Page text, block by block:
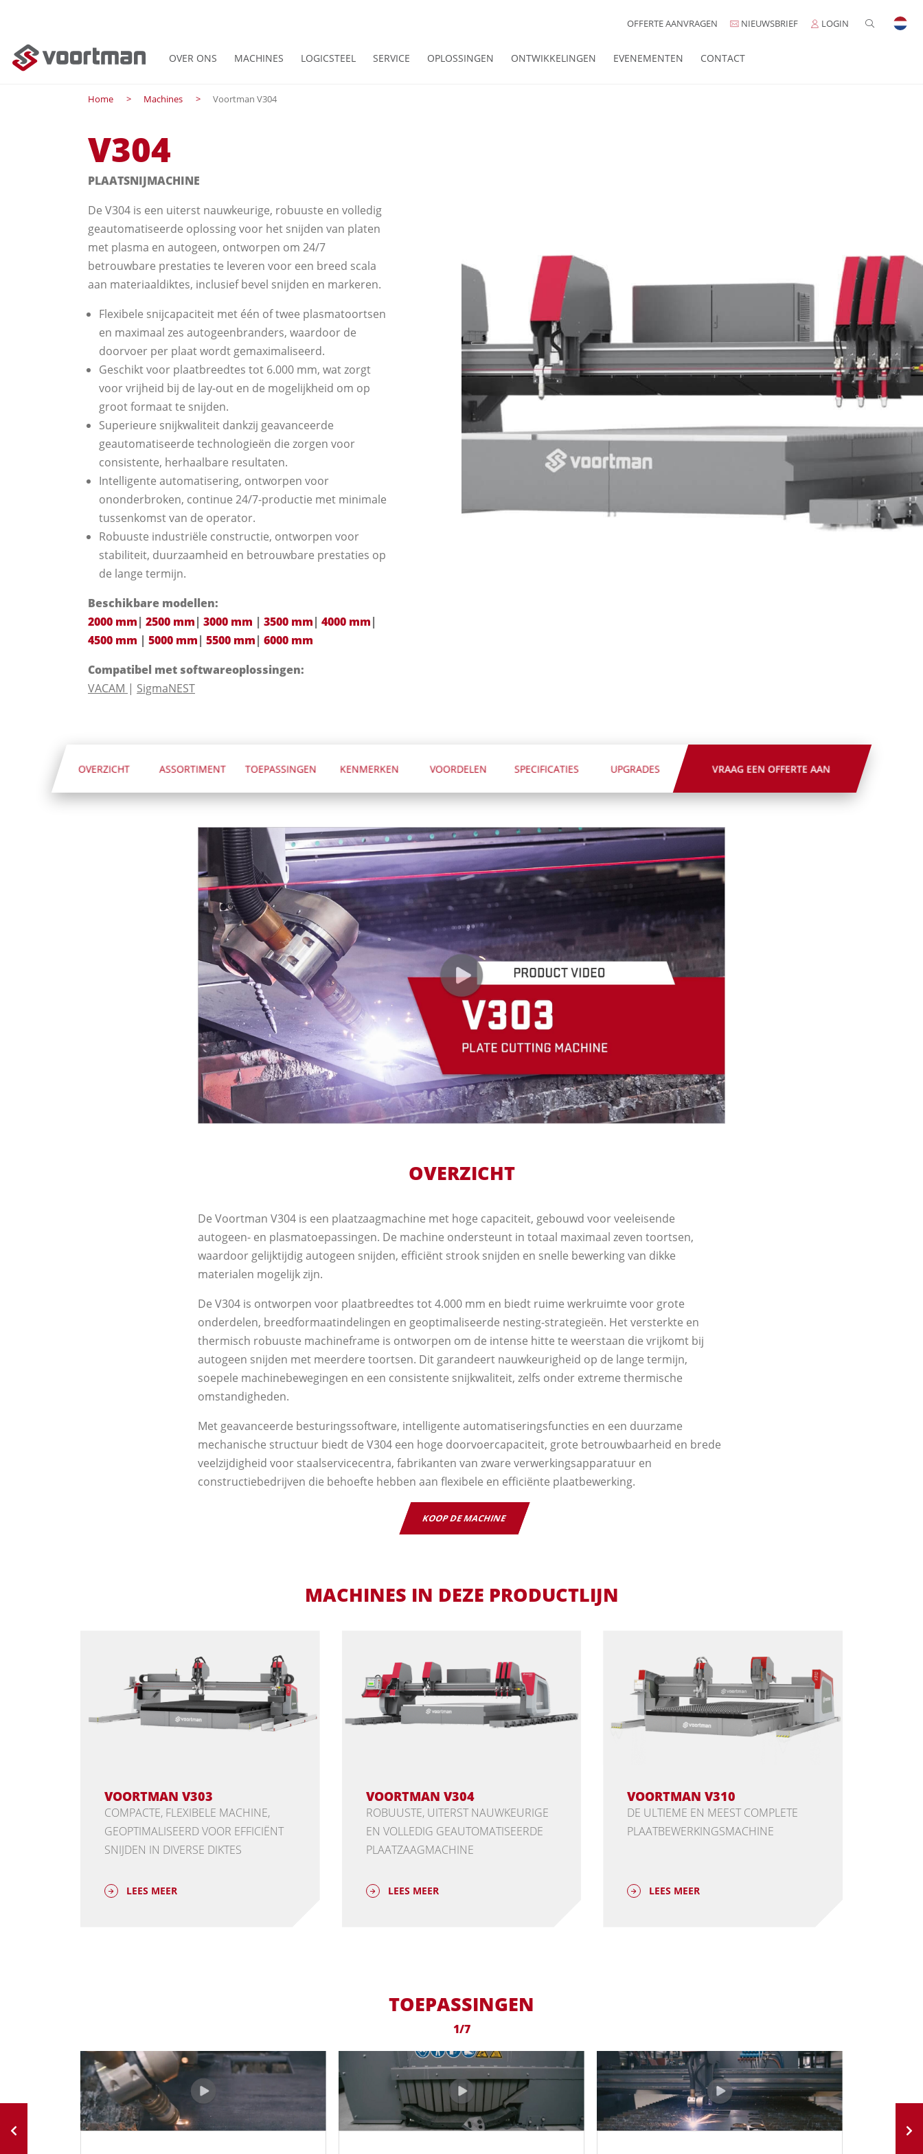
OFFERTE AANVRAGEN NIEUWSBRIEF LOGIN
OVER ONS MACHINES LOGICSTEEL SERVICE OPLOSSINGEN ONTWIKKELINGEN EVENEMENTEN CONTACT
Home Machines Voortman V304
V304
PLAATSNIJMACHINE
De V304 is een uiterst nauwkeurige, robuuste en volledig
geautomatiseerde oplossing voor het snijden van platen
met plasma en autogeen, ontworpen om 24/7
betrouwbare prestaties te leveren voor een breed scala
aan materiaaldiktes, inclusief bevel snijden en markeren.
Flexibele snijcapaciteit met één of twee plasmatoortsen
en maximaal zes autogeenbranders, waardoor de
doorvoer per plaat wordt gemaximaliseerd.
Geschikt voor plaatbreedtes tot 6.000 mm, wat zorgt
voor vrijheid bij de lay-out en de mogelijkheid om op
groot formaat te snijden.
Superieure snijkwaliteit dankzij geavanceerde
geautomatiseerde technologieën die zorgen voor
consistente, herhaalbare resultaten.
Intelligente automatisering, ontworpen voor
ononderbroken, continue 24/7-productie met minimale
tussenkomst van de operator.
Robuuste industriële constructie, ontworpen voor
stabiliteit, duurzaamheid en betrouwbare prestaties op
de lange termijn.
Beschikbare modellen:
2000 mm| 2500 mm| 3000 mm | 3500 mm| 4000 mm|
4500 mm | 5000 mm| 5500 mm| 6000 mm
Compatibel met softwareoplossingen:
VACAM | SigmaNEST
VRAAG EEN OFFERTE AAN
OVERZICHT ASSORTIMENT TOEPASSINGEN KENMERKEN VOORDELEN SPECIFICATIES UPGRADES
OVERZICHT
De Voortman V304 is een plaatzaagmachine met hoge capaciteit, gebouwd voor veeleisende
autogeen- en plasmatoepassingen. De machine ondersteunt in totaal maximaal zeven toortsen,
waardoor gelijktijdig autogeen snijden, efficiënt strook snijden en snelle bewerking van dikke
materialen mogelijk zijn.
De V304 is ontworpen voor plaatbreedtes tot 4.000 mm en biedt ruime werkruimte voor grote
onderdelen, breedformaatindelingen en geoptimaliseerde nesting-strategieën. Het versterkte en
thermisch robuuste machineframe is ontworpen om de intense hitte te weerstaan die vrijkomt bij
autogeen snijden met meerdere toortsen. Dit garandeert nauwkeurigheid op de lange termijn,
soepele machinebewegingen en een consistente snijkwaliteit, zelfs onder extreme thermische
omstandigheden.
Met geavanceerde besturingssoftware, intelligente automatiseringsfuncties en een duurzame
mechanische structuur biedt de V304 een hoge doorvoercapaciteit, grote betrouwbaarheid en brede
veelzijdigheid voor staalservicecentra, fabrikanten van zware verwerkingsapparatuur en
constructiebedrijven die behoefte hebben aan flexibele en efficiënte plaatbewerking.
KOOP DE MACHINE
MACHINES IN DEZE PRODUCTLIJN
VOORTMAN V303
COMPACTE, FLEXIBELE MACHINE,
GEOPTIMALISEERD VOOR EFFICIËNT
SNIJDEN IN DIVERSE DIKTES
LEES MEER
VOORTMAN V304
ROBUUSTE, UITERST NAUWKEURIGE
EN VOLLEDIG GEAUTOMATISEERDE
PLAATZAAGMACHINE
LEES MEER
VOORTMAN V310
DE ULTIEME EN MEEST COMPLETE
PLAATBEWERKINGSMACHINE
LEES MEER
TOEPASSINGEN
1/7